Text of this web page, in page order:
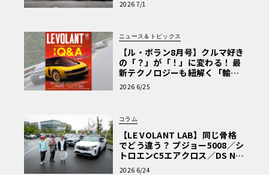
2026 7/1
ニュース＆トピックス
【ル・ボラン8月号】クルマ好き
の「？」が「！」に変わる！ 最
新テクノロジーも紐解く「輸入
車Q&A」
2026 6/25
コラム
【LE VOLANT LAB】同じ骨格
でどう違う？ プジョー5008／シ
トロエンC5エアクロス／DS Nº4
読者一気乗りレポート
2026 6/24